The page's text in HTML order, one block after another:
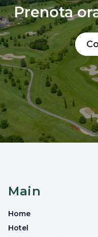
Prenota
Main
Home
Hotel